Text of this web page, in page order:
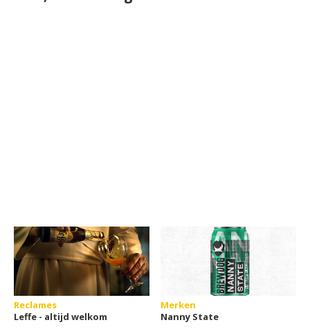
Reclames
Leffe - altijd welkom
Merken
Nanny State